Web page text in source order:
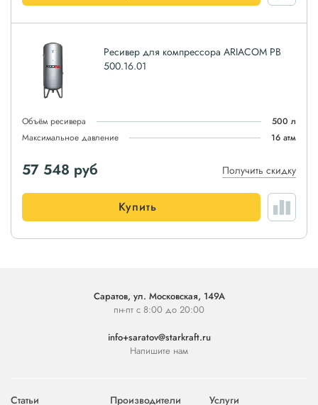
Ресивер для компрессора ARIACOM РВ
500.16.01
Объём ресивера
500 л
Максимальное давление
16 атм
57 548 руб Получить скидку
Купить
Саратов, ул. Московская, 149А
пн-пт с 8:00 до 20:00
info+saratov@starkraft.ru
Напишите нам
Статьи Производители Услуги